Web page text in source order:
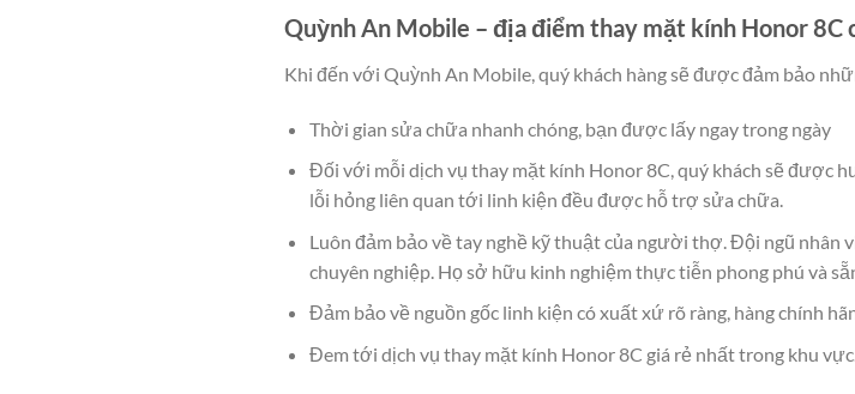
Quỳnh An Mobile – địa điểm thay mặt kính Honor 8C
Khi đến với Quỳnh An Mobile, quý khách hàng sẽ được đảm bảo
Thời gian sửa chữa nhanh chóng, bạn được lấy ngay trong ngày
Đối với mỗi dịch vụ thay mặt kính Honor 8C, quý khách sẽ được
lỗi hỏng liên quan tới linh kiện đều được hỗ trợ sửa chữa.
Luôn đảm bảo về tay nghề kỹ thuật của người thợ. Đội ngũ nhân
chuyên nghiệp. Họ sở hữu kinh nghiệm thực tiễn phong phú và
Đảm bảo về nguồn gốc linh kiện có xuất xứ rõ ràng, hàng chính
Đem tới dịch vụ thay mặt kính Honor 8C giá rẻ nhất trong khu